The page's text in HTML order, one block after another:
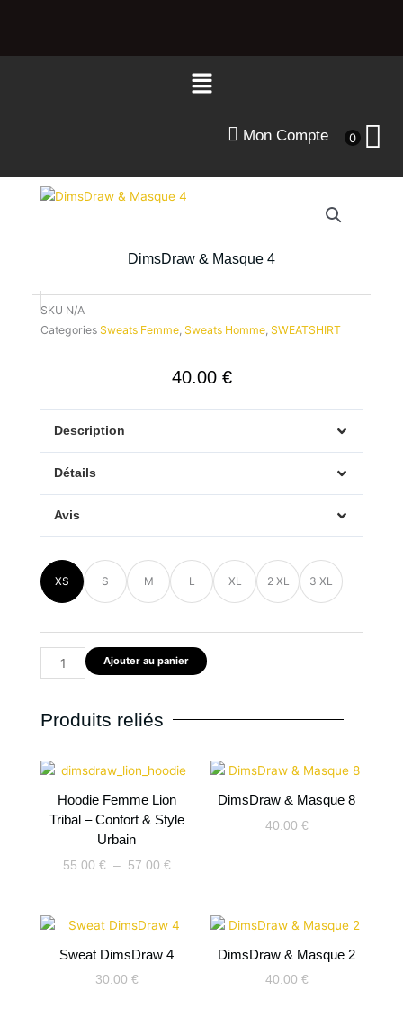
Menu
Mon Compte 0
DimsDraw & Masque 4
SKU N/A
Categories Sweats Femme Sweats Homme SWEATSHIRT
40.00 €
Description
Détails
Avis
XS S M L XL 2 XL 3 XL
quantité
de
DimsDraw
Ajouter au panier
Produits reliés
Hoodie Femme Lion
Tribal – Confort & Style
Urbain
55.00 € – 57.00 €
Plage
prix :
55.00 €
DimsDraw & Masque 8
40.00 €
Sweat DimsDraw 4
30.00 €
DimsDraw & Masque 2
40.00 €